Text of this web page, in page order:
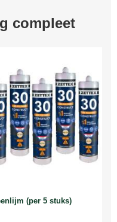
compleet
(per 5 stuks)